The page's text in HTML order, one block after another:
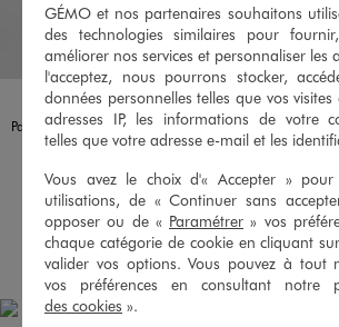
Disponible en 1 coloris
MARRON CLAIR
Pantalon de jogging coupe cargo homme
24,99 €
5/5 de moyenne
(13 avis)
AJOUTERAU PANIER
Pantalon de
GÉMO et nos partenaires souhaitons
des technologies similaires pour
améliorer nos services et personnaliser les
l'acceptez, nous pourrons stocker,
données personnelles telles que vos
adresses IP, les informations de votre
telles que votre adresse e-mail et les
Vous avez le choix d'« Accepter »
utilisations, de « Continuer sans
opposer ou de « Paramétrer » vos
chaque catégorie de cookie en cliquant
valider vos options. Vous pouvez à tout
vos préférences en consultant notre
des cookies ».